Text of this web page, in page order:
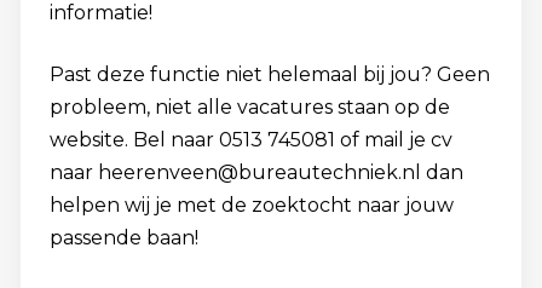
informatie!
Past deze functie niet helemaal bij jou? Geen
probleem, niet alle vacatures staan op de
website. Bel naar 0513 745081 of mail je cv
naar heerenveen@bureautechniek.nl dan
helpen wij je met de zoektocht naar jouw
passende baan!